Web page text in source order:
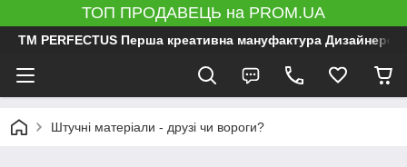
ТОП ПРОДАВЕЦЬ на PROM.UA
ТМ PERFECTUS Перша креативна мануфактура
Штучні матеріали - друзі чи вороги?